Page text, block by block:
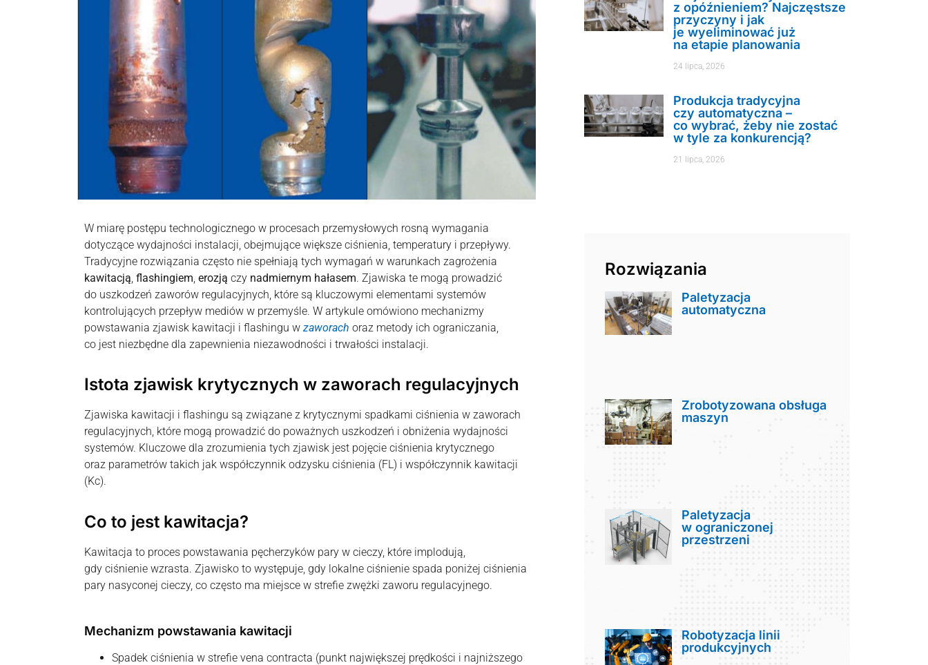
W miarę postępu technologicznego w procesach przemysłowych rosną wymagania
dotyczące wydajności instalacji, obejmujące większe ciśnienia, temperatury i przepływy.
Tradycyjne rozwiązania często nie spełniają tych wymagań w warunkach zagrożenia
kawitacją, flashingiem, erozją czy nadmiernym hałasem. Zjawiska te mogą prowadzić
do uszkodzeń zaworów regulacyjnych, które są kluczowymi elementami systemów
kontrolujących przepływ mediów w przemyśle. W artykule omówiono mechanizmy
powstawania zjawisk kawitacji i flashingu w zaworach oraz metody ich ograniczania,
co jest niezbędne dla zapewnienia niezawodności i trwałości instalacji.
Istota zjawisk krytycznych w zaworach regulacyjnych
Zjawiska kawitacji i flashingu są związane z krytycznymi spadkami ciśnienia w zaworach
regulacyjnych, które mogą prowadzić do poważnych uszkodzeń i obniżenia wydajności
systemów. Kluczowe dla zrozumienia tych zjawisk jest pojęcie ciśnienia krytycznego
oraz parametrów takich jak współczynnik odzysku ciśnienia (FL) i współczynnik kawitacji
(Kc).
Co to jest kawitacja?
Kawitacja to proces powstawania pęcherzyków pary w cieczy, które implodują,
gdy ciśnienie wzrasta. Zjawisko to występuje, gdy lokalne ciśnienie spada poniżej ciśnienia
pary nasyconej cieczy, co często ma miejsce w strefie zwężki zaworu regulacyjnego.
Mechanizm powstawania kawitacji
Spadek ciśnienia w strefie vena contracta (punkt największej prędkości i najniższego
z opóźnieniem? Najczęstsze
przyczyny i jak
je wyeliminować już
na etapie planowania
24 lipca, 2026
Produkcja tradycyjna
czy automatyczna –
co wybrać, żeby nie zostać
w tyle za konkurencją?
21 lipca, 2026
Rozwiązania
Paletyzacja
automatyczna
Zrobotyzowana obsługa
maszyn
Paletyzacja
w ograniczonej
przestrzeni
Robotyzacja linii
produkcyjnych